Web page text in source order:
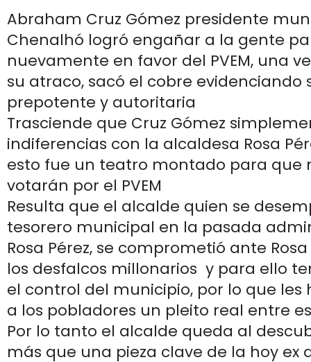
Abraham Cruz Gómez presidente
Chenalhó logró engañar a la gente
nuevamente en favor del PVEM, una
su atraco, sacó el cobre evidenciando
prepotente y autoritaria
Trasciende que Cruz Gómez
indiferencias con la alcaldesa Rosa
esto fue un teatro montado para que
votarán por el PVEM
Resulta que el alcalde quien se
tesorero municipal en la pasada
Rosa Pérez, se comprometió ante
los desfalcos millonarios y para ello
el control del municipio, por lo que les
a los pobladores un pleito real entre
Por lo tanto el alcalde queda al
más que una pieza clave de la hoy ex